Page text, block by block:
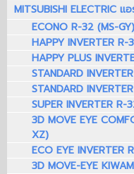
MITSUBISHI ELECTRIC
ECONO R-32 (MS-
HAPPY INVERTER
HAPPY PLUS
STANDARD
STANDARD
SUPER INVERTER R-
3D MOVE EYE
XZ)
ECO EYE
3D MOVE-EYE